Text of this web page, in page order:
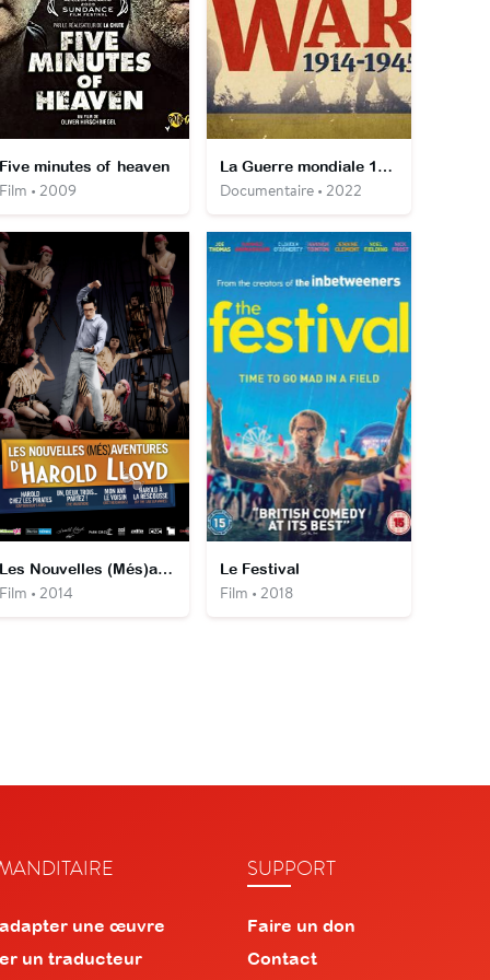
minutes of heaven
• 2009
La Guerre mondiale 1914-1945
Documentaire • 2022
Les Nouvelles (Més)aventures d'Harold Lloyd
• 2014
Le Festival
Film • 2018
une œuvre
un traducteur
SUPPORT
Faire un don
Contact